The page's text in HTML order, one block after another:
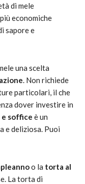
di mele
economiche
sapore e
una scelta
. Non richiede
particolari, il che
dover investire in
soffice è un
e deliziosa. Puoi
o la torta al
La torta di